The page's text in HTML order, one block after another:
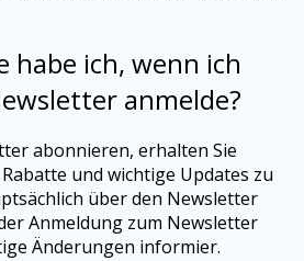
habe ich, wenn ich
anmelde?
abonnieren, erhalten Sie
und wichtige Updates zu
über den Newsletter
Anmeldung zum Newsletter
Änderungen informier.